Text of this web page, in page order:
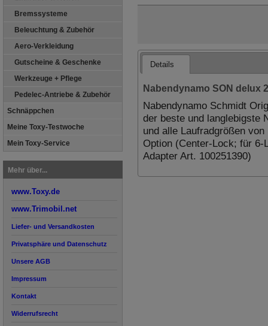
Bremssysteme
Beleuchtung & Zubehör
Aero-Verkleidung
Gutscheine & Geschenke
Werkzeuge + Pflege
Pedelec-Antriebe & Zubehör
Schnäppchen
Meine Toxy-Testwoche
Mein Toxy-Service
Mehr über...
www.Toxy.de
www.Trimobil.net
Liefer- und Versandkosten
Privatsphäre und Datenschutz
Unsere AGB
Impressum
Kontakt
Widerrufsrecht
Details
Nabendynamo SON delux
Nabendynamo Schmidt
der beste und langlebigste
und alle Laufradgrößen
Option (Center-Lock; für 6-
Adapter Art. 100251390)